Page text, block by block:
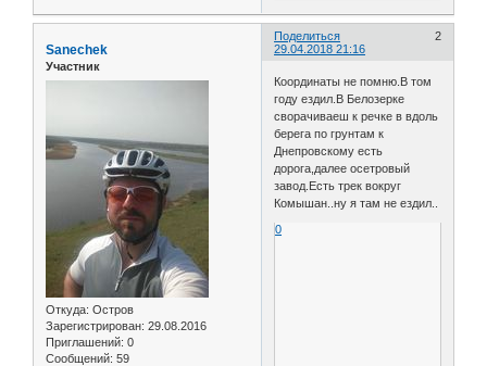
Поделиться
2
29.04.2018 21:16
Sanechek
Участник
Откуда: Остров
Зарегистрирован: 29.08.2016
Приглашений: 0
Сообщений: 59
Координаты не помню.В том
году ездил.В Белозерке
сворачиваеш к речке в вдоль
берега по грунтам к
Днепровскому есть
дорога,далее осетровый
завод.Есть трек вокруг
Комышан..ну я там не ездил..
0